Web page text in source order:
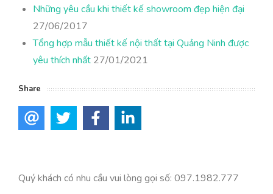
Những yêu cầu khi thiết kế showroom đẹp hiện đại
27/06/2017
Tổng hợp mẫu thiết kế nội thất tại Quảng Ninh được
yêu thích nhất 27/01/2021
Share
Quý khách có nhu cầu vui lòng gọi số: 097.1982.777